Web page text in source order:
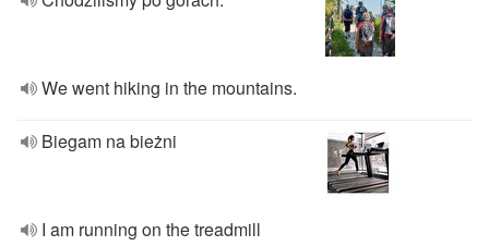
We went hiking in the mountains.
Biegam na bieżni
I am running on the treadmill